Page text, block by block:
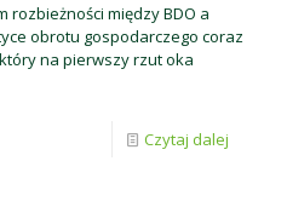
między BDO a
obrotu gospodarczego coraz
na pierwszy rzut oka
Czytaj dalej